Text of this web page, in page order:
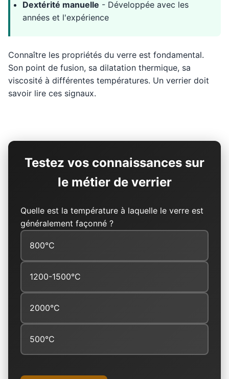
Dextérité manuelle - Développée avec les
années et l'expérience
Connaître les propriétés du verre est fondamental.
Son point de fusion, sa dilatation thermique, sa
viscosité à différentes températures. Un verrier doit
savoir lire ces signaux.
Testez vos connaissances sur
le métier de verrier
Quelle est la température à laquelle le verre est
généralement façonné ?
800°C
1200-1500°C
2000°C
500°C